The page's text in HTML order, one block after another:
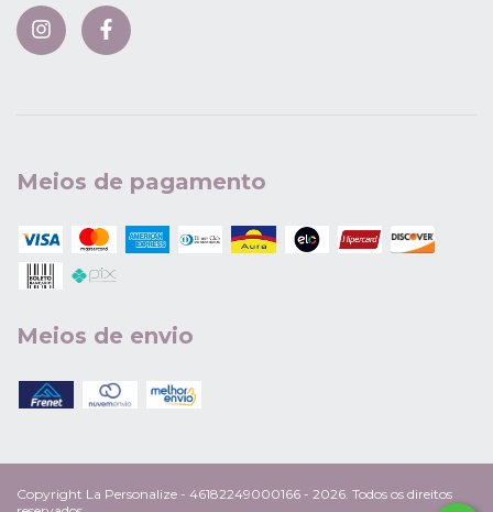
Meios de pagamento
Meios de envio
Copyright La Personalize - 46182249000166 - 2026. Todos os direitos